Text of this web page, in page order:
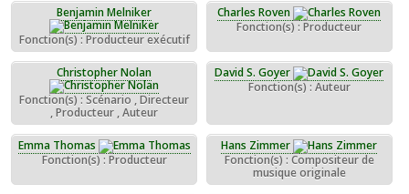
Benjamin Melniker
Fonction(s) : Producteur exécutif
Charles Roven
Fonction(s) : Producteur
Christopher Nolan
Fonction(s) : Scénario , Directeur
, Producteur , Auteur
David S. Goyer
Fonction(s) : Auteur
Emma Thomas
Fonction(s) : Producteur
Hans Zimmer
Fonction(s) : Compositeur de
musique originale